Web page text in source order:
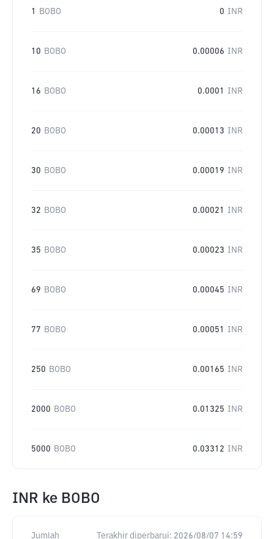
1 BOBO 0 INR
10 BOBO 0.00006 INR
16 BOBO 0.0001 INR
20 BOBO 0.00013 INR
30 BOBO 0.00019 INR
32 BOBO 0.00021 INR
35 BOBO 0.00023 INR
69 BOBO 0.00045 INR
77 BOBO 0.00051 INR
250 BOBO 0.00165 INR
2000 BOBO 0.01325 INR
5000 BOBO 0.03312 INR
INR ke BOBO
Jumlah Terakhir diperbarui: 2026/08/07 14:59